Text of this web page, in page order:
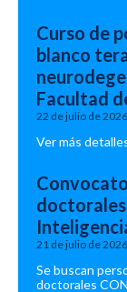
Curso de
blanco
Facultad
22 de julio de 2026
Ver más
21 de julio de 2026
Se buscan
doctorales